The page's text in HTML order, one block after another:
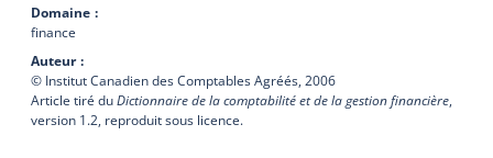
Domaine
finance
Auteur
© Institut Canadien des Comptables Agréés, 2006
Article tiré duDictionnaire de la comptabilité et de la gestion financière,
version 1.2, reproduit sous licence.